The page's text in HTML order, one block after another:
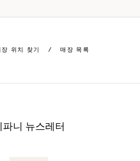
장 위치 찾기 / 매장 목록
파니 뉴스레터